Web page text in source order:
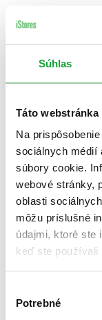
Súhlas
Táto
Na
sociálnych médií
súbory cookie.
webové stránky,
oblasti
môžu príslušné
údajmi, ktoré ste
keď ste používali
súhlasu
Potrebné